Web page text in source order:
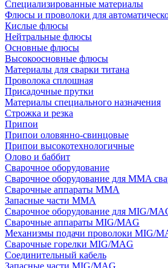
Специализированные материалы
Флюсы и проволоки для
Кислые флюсы
Нейтральные флюсы
Основные флюсы
Высокоосновные флюсы
Материалы для сварки титана
Проволока сплошная
Присадочные прутки
Материалы специального назначения
Строжка и резка
Припои
Припои оловянно-свинцовые
Припои высокотехнологичные
Олово и баббит
Сварочное оборудование
Сварочное оборудование для MMA
Сварочные аппараты MMA
Запасные части MMA
Сварочное оборудование для MIG/
Сварочные аппараты MIG/MAG
Механизмы подачи проволоки MIG/
Сварочные горелки MIG/MAG
Соединительный кабель
Запасные части MIG/MAG